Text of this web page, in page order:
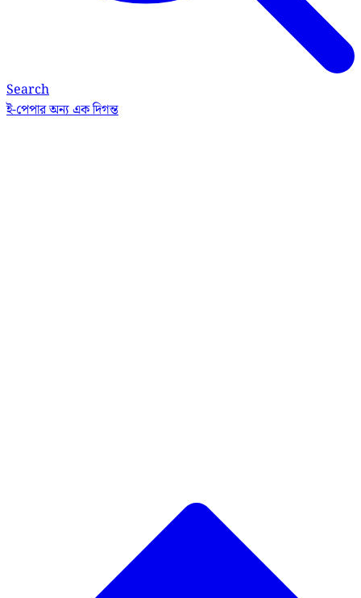
Search
ই-পেপারঅন্য এক দিগন্ত